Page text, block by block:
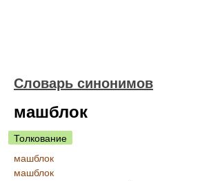
Словарь синонимов
машблок
Толкование
машблок
машблок